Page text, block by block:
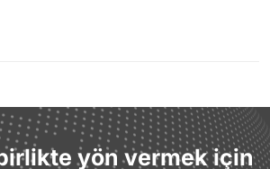
yön vermek için